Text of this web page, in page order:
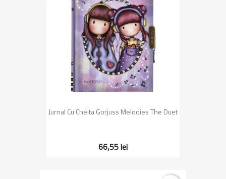
Jurnal Cu Cheita Gorjuss Melodies The Duet
66,55 lei